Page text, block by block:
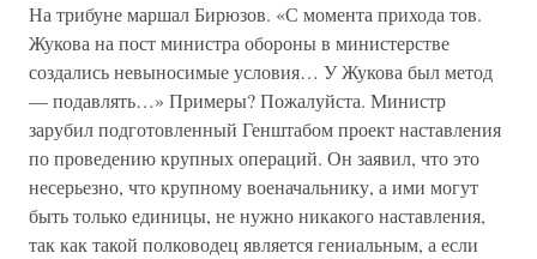
На трибуне маршал Бирюзов. «С момента прихода тов.
Жукова на пост министра обороны в министерстве
создались невыносимые условия… У Жукова был метод
— подавлять…» Примеры? Пожалуйста. Министр
зарубил подготовленный Генштабом проект наставления
по проведению крупных операций. Он заявил, что это
несерьезно, что крупному военачальнику, а ими могут
быть только единицы, не нужно никакого наставления,
так как такой полководец является гениальным, а если